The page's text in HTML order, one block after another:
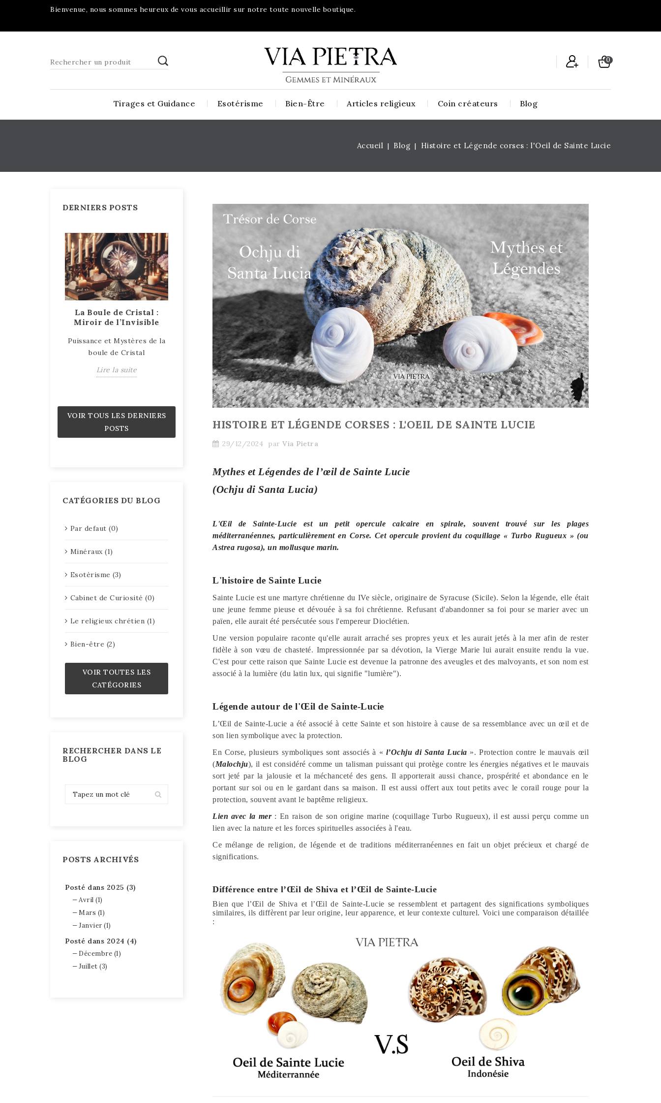
Bienvenue, nous sommes heureux de vous accueillir sur notre toute nouvelle boutique.
0
Tirages et Guidance Esotérisme Bien-Être Articles religieux Coin créateurs Blog
Accueil Blog Histoire et Légende corses : l'Oeil de Sainte Lucie
DERNIERS POSTS
La Boule de Cristal :
Miroir de l’Invisible
Puissance et Mystères de la
boule de Cristal
Lire la suite
Talismans et Amulettes,
des objets sacrés et
puissants
Talismans et Amulettes :
Objets de Protection et de
Pouvoir
Lire la suite
Histoire, légendes et
magie de la Mandragore
Tout savoir sur la
Madragore
Lire la suite
Histoire et Légende
corses : l'Oeil de Sainte
Lucie
Ochju di Santa Lucia, un
symbolisme puissant en
Corse
Lire la suite
Les 7 Chakras
Explications et conseils
Lire la suite
VOIR TOUS LES DERNIERS
POSTS
CATÉGORIES DU BLOG
Par defaut (0)
Minéraux (1)
Esotérisme (3)
Cabinet de Curiosité (0)
Le religieux chrétien (1)
Bien-être (2)
VOIR TOUTES LES
CATÉGORIES
RECHERCHER DANS LE
BLOG
POSTS ARCHIVÉS
Posté dans 2025 (3)
Avril (1)
Mars (1)
Janvier (1)
Posté dans 2024 (4)
Décembre (1)
Juillet (3)
HISTOIRE ET LÉGENDE CORSES : L'OEIL DE SAINTE LUCIE
29/12/2024 par Via Pietra
Mythes et Légendes de l’œil de Sainte Lucie
(Ochju di Santa Lucia)
L'Œil de Sainte-Lucie est un petit opercule calcaire en spirale, souvent trouvé sur les plages
méditerranéennes, particulièrement en Corse. Cet opercule provient du coquillage « Turbo Rugueux » (ou
Astrea rugosa), un mollusque marin.
L'histoire de Sainte Lucie
Sainte Lucie est une martyre chrétienne du IVe siècle, originaire de Syracuse (Sicile). Selon la légende, elle était
une jeune femme pieuse et dévouée à sa foi chrétienne. Refusant d'abandonner sa foi pour se marier avec un
païen, elle aurait été persécutée sous l'empereur Dioclétien.
Une version populaire raconte qu'elle aurait arraché ses propres yeux et les aurait jetés à la mer afin de rester
fidèle à son vœu de chasteté. Impressionnée par sa dévotion, la Vierge Marie lui aurait ensuite rendu la vue.
C'est pour cette raison que Sainte Lucie est devenue la patronne des aveugles et des malvoyants, et son nom est
associé à la lumière (du latin lux, qui signifie "lumière").
Légende autour de l'Œil de Sainte-Lucie
L’Œil de Sainte-Lucie a été associé à cette Sainte et son histoire à cause de sa ressemblance avec un œil et de
son lien symbolique avec la protection.
En Corse, plusieurs symboliques sont associés à « l’Ochju di Santa Lucia ». Protection contre le mauvais œil
(Malochju), il est considéré comme un talisman puissant qui protège contre les énergies négatives et le mauvais
sort jeté par la jalousie et la méchanceté des gens. Il apporterait aussi chance, prospérité et abondance en le
portant sur soi ou en le gardant dans sa maison. Il est aussi offert aux tout petits avec le corail rouge pour la
protection, souvent avant le baptême religieux.
Lien avec la mer: En raison de son origine marine (coquillage Turbo Rugueux), il est aussi perçu comme un
lien avec la nature et les forces spirituelles associées à l'eau.
Ce mélange de religion, de légende et de traditions méditerranéennes en fait un objet précieux et chargé de
significations.
Différence entre l’Œil de Shiva et l’Œil de Sainte-Lucie
Bien que l’Œil de Shiva et l’Œil de Sainte-Lucie se ressemblent et partagent des significations symboliques
similaires, ils diffèrent par leur origine, leur apparence, et leur contexte culturel. Voici une comparaison détaillée
: